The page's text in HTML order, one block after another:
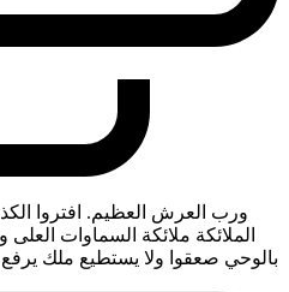
ورب العرش العظيم. افتروا
الملائكة ملائكة السماوات
بالوحي صعقوا ولا يستطيع ملك